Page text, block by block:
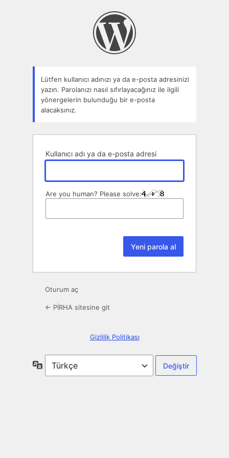
Lütfen kullanıcı adınızı ya da e-posta adresinizi
yazın. Parolanızı nasıl sıfırlayacağınız ile ilgili
yönergelerin bulunduğu bir e-posta
alacaksınız.
Kullanıcı adı ya da e-posta adresi
Are you human? Please solve:
Oturum aç
← PİRHA sitesine git
Gizlilik Politikası
Dil